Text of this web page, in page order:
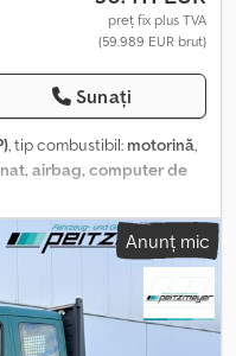
preț fix plus TVA
(59.989 EUR brut)
Sunați
, tip combustibil: motorină,
airbag, computer de
garanție pentru
de viteză, program
de ceață, sistem de
integrală, închidere
USB, filtru de particule,
pentru utilizare, sistem de
sistem de monitorizare
Anunț mic